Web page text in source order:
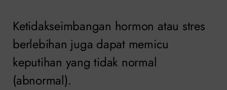
Ketidakseimbangan hormon atau stres
berlebihan juga dapat memicu
keputihan yang tidak normal
(abnormal).